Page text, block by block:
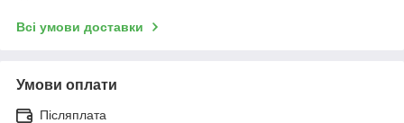
Всі умови доставки
Умови оплати
Післяплата